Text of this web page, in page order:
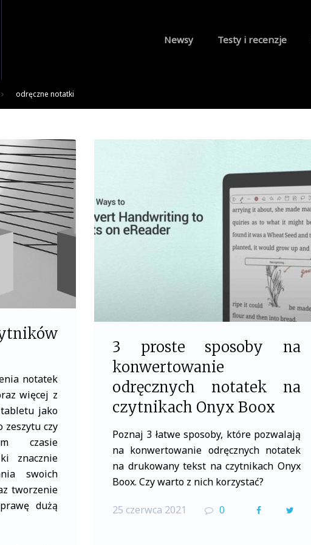
Newsy Testy i recenzje
odręczne notatki
notatek
więcej z
jako
zeszytu czy
czasie
znacznie
swoich
tworzenie
dużą
3 proste sposoby na
konwertowanie
odręcznych notatek na
czytnikach Onyx Boox
Poznaj 3 łatwe sposoby, które pozwalają
na konwertowanie odręcznych notatek
na drukowany tekst na czytnikach Onyx
Boox. Czy warto z nich korzystać?
25 czerwca 2021 0
F